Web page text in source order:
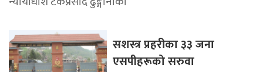
सशस्त्र प्रहरीका ३३ जना
एसपीहरूको सरुवा